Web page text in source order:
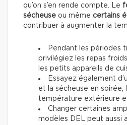
qu’on s’en rende compte. Le
sécheuse ou même certains
contribuer à augmenter la
Pendant les périodes
privilégiez les repas
les petits appareils de
Essayez également
et la sécheuse en soirée,
température extérieure
Changer certaines
modèles DEL peut aussi